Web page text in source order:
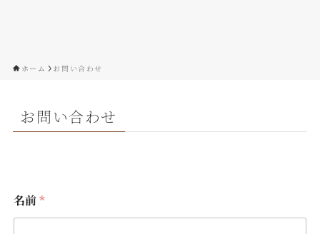
ホーム お問い合わせ
お問い合わせ
名前*